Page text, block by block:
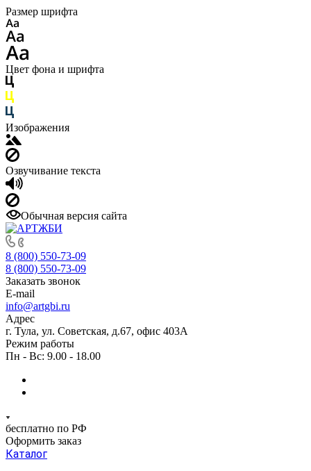
Размер шрифта
Цвет фона и шрифта
Изображения
Озвучивание текста
Обычная версия сайта
8 (800) 550-73-09
8 (800) 550-73-09
Заказать звонок
E-mail
info@artgbi.ru
Адрес
г. Тула, ул. Советская, д.67, офис 403А
Режим работы
Пн - Вс: 9.00 - 18.00
бесплатно по РФ
Оформить заказ
Каталог